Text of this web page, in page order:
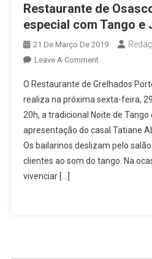
Restaurante de
especial com Tango e
21 De Março De 2019
Leave A CommentOn
De
Osasco
Terá
Noite
Especial
Com
O Restaurante de Grelhados
realiza na próxima sexta-feira,
20h, a tradicional Noite de Tango
apresentação do casal Tatiane
Os bailarinos deslizam pelo
clientes ao som do tango. Na
vivenciar […]